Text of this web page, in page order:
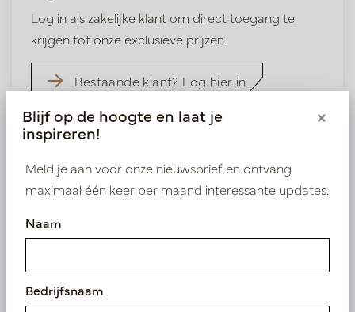
Log in als zakelijke klant om direct toegang te
krijgen tot onze exclusieve prijzen.
Bestaande klant? Log hier in
Nieuw? Registreer hier
producten
Blijf op de hoogte en laat je
inspireren!
×
Meld je aan voor onze nieuwsbrief en ontvang
maximaal één keer per maand interessante updates.
Naam
Bedrijfsnaam